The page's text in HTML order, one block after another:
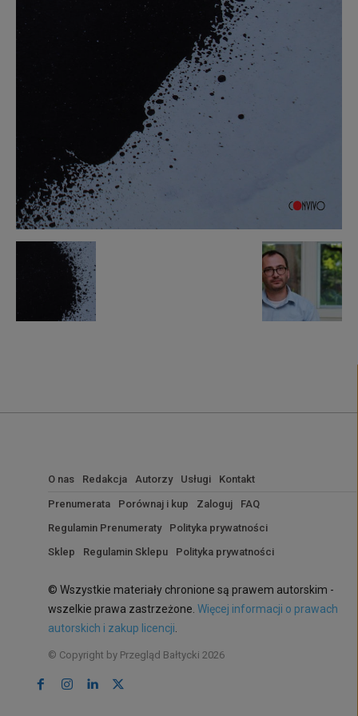
O nas Redakcja Autorzy Usługi Kontakt
Prenumerata Porównaj i kup Zaloguj
FAQ
Regulamin Prenumeraty
Polityka prywatności
Sklep
Regulamin Sklepu Polityka prywatności
© Wszystkie materiały chronione są prawem autorskim -
wszelkie prawa zastrzeżone. Więcej informacji o prawach
autorskich i zakup licencji
© Copyright by Przegląd Bałtycki 2026